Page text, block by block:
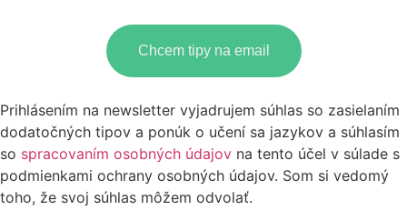
Chcem tipy na email
Prihlásením na newsletter vyjadrujem súhlas so zasielaním
dodatočných tipov a ponúk o učení sa jazykov a súhlasím
so spracovaním osobných údajov na tento účel v súlade s
podmienkami ochrany osobných údajov. Som si vedomý
toho, že svoj súhlas môžem odvolať.